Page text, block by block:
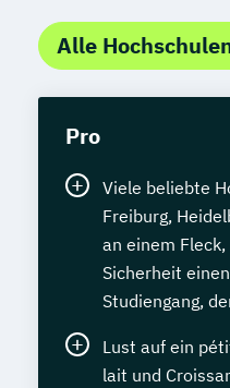
Alle
Pro
Viele beliebte
Freiburg,
an einem
Sicherheit
Studiengang,
Lust auf ein
lait und